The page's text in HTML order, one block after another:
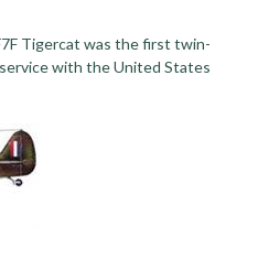
Tigercat was the first twin-
with the United States